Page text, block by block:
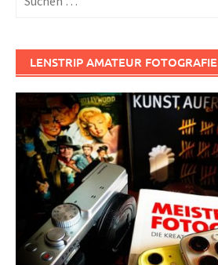
nach:
LENSTRIP AMATEUR FOTOGRAFIE